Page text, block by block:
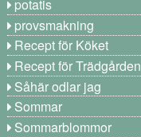
potatis
provsmakning
Recept för Köket
Recept för Trädgården
Såhär odlar jag
Sommar
Sommarblommor